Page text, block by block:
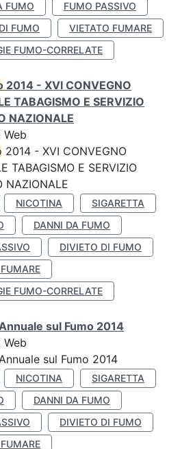
FUMO
FUMO PASSIVO
FUMO
VIETATO FUMARE
FUMO-CORRELATE
2014 - XVI CONVEGNO
TABAGISMO E SERVIZIO
NAZIONALE
2014 - XVI CONVEGNO
TABAGISMO E SERVIZIO
NAZIONALE
NICOTINA
SIGARETTA
DANNI DA FUMO
DIVIETO DI FUMO
FUMO-CORRELATE
sul Fumo 2014
sul Fumo 2014
NICOTINA
SIGARETTA
DANNI DA FUMO
DIVIETO DI FUMO